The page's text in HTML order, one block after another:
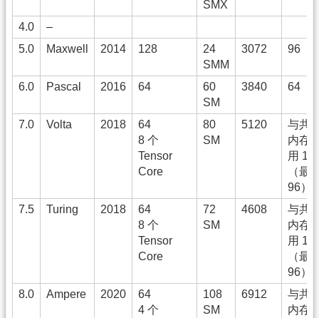
SMX
4.0
–
5.0
Maxwell 2014 128
24
SMM
3072 96
6.0 Pascal 2016 64
60
SM
3840 64
7.0 Volta 2018
64
8 个
Tensor
Core
80
SM
5120
与共
内存
用
（最
96）
7.5
Turing 2018
64
8 个
Tensor
Core
72
SM
4608
与共
内存
用
（最
96）
8.0
Ampere 2020
64
4 个
108
SM
6912
与共
内存